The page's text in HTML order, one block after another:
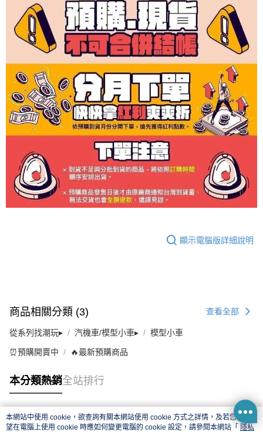
顯示電腦版詳細說明
商品相關分類 (3) 查看全部
從系列找潮玩▸ 汽機車/模型小車▸ 模型小車
⏰預購開賣中 🔥最新預購商品
本分類熱銷全站排行
熱門標籤
本網站中使用 cookie，欲查詢有關本網站使用 cookie 方式之詳情，及若您不希
望在電腦上使用 cookie 時應如何變更電腦的 cookie 設定，請參閱本網站「 隱私